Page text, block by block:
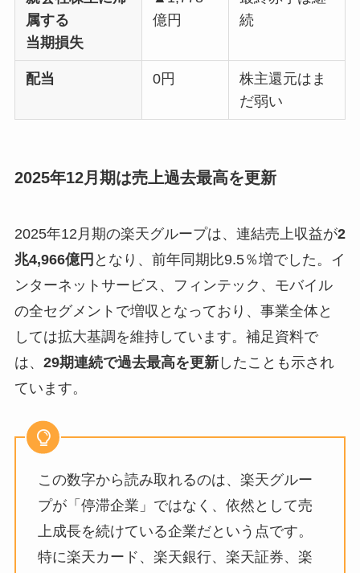
属する
当期損失
億円
続
配当 0円
株主還元はま
だ弱い
2025年12月期は売上過去最高を更新
2025年12月期の楽天グループは、連結売上収益が2
兆4,966億円 となり、前年同期比9.5％増でした。イ
ンターネットサービス、フィンテック、モバイル
の全セグメントで増収となっており、事業全体と
しては拡大基調を維持しています。補足資料で
は、 29期連続で過去最高を更新したことも示され
ています。
この数字から読み取れるのは、楽天グルー
プが「停滞企業」ではなく、依然として売
上成長を続けている企業だという点です。
特に楽天カード、楽天銀行、楽天証券、楽